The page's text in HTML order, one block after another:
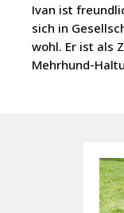
Ivan ist
sich in
wohl. Er ist als
Mehrhund-